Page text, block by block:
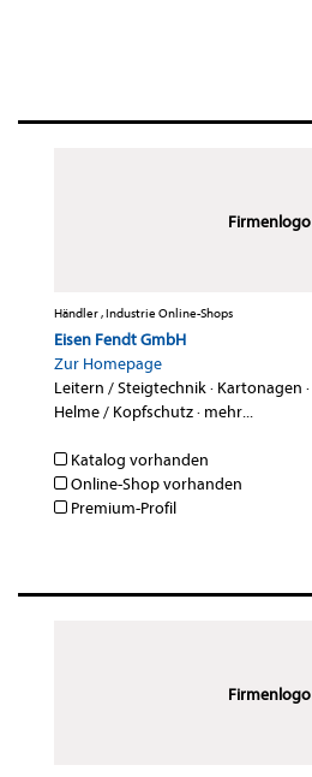
Firmenlogo
Händler , Industrie Online-Shops
Eisen Fendt GmbH
Zur Homepage
Leitern / Steigtechnik· Kartonagen ·
Helme / Kopfschutz· mehr...
Katalog vorhanden
Online-Shop vorhanden
Premium-Profil
Firmenlogo